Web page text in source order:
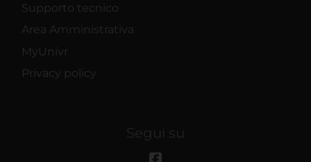
Supporto tecnico
Area Amministrativa
MyUnivr
Privacy policy
Segui su